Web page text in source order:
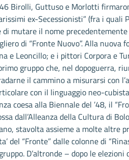
Birolli, Guttuso e Morlotti
ex-Secessionisti” (fra i quali
di mutare il nome
di “Fronte Nuovo”. Alla
e Leoncillo; e i pittori Corpora e
gruppo che, nel dopoguerra,
il cammino a misurarsi con
con il linguaggio neo-
coesa alla Biennale del ’48, il
dall’Alleanza della Cultura di
stavolta assieme a molte altre
del “Fronte” dalle colonne di
D’altronde – dopo le